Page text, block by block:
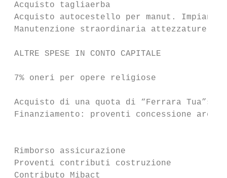
Acquisto tagliaerba
Acquisto autocestello per manut.
Manutenzione straordinaria
ALTRE SPESE IN CONTO CAPITALE
7% oneri per opere religiose
Acquisto di una quota di “Ferrara
Finanziamento: proventi concessione
Rimborso assicurazione
Proventi contributi costruzione
Contributo Mibact